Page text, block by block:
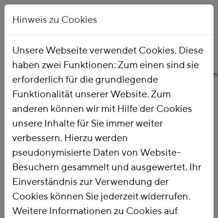
Startseite Unsere Arbeit Themen Ökologische Finanzreform
Ökologische
Finanzreform
Mit einer
Ökologischen
Finanzreform
nutzen wir die Steuer-
Hinweis zu Cookies
Unsere Webseite verwendet Cookies. Diese
haben zwei Funktionen: Zum einen sind sie
erforderlich für die grundlegende
Funktionalität unserer Website. Zum
anderen können wir mit Hilfe der Cookies
unsere Inhalte für Sie immer weiter
verbessern. Hierzu werden
pseudonymisierte Daten von Website-
Besuchern gesammelt und ausgewertet. Ihr
Einverständnis zur Verwendung der
Cookies können Sie jederzeit widerrufen.
Weitere Informationen zu Cookies auf